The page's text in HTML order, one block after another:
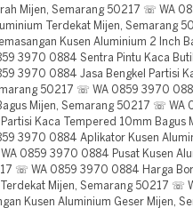
Mijen, Semarang 50217 ☏ WA
Terdekat Mijen, Semarang
Kusen Aluminium 2 Inch
3970 0884 Sentra Pintu Kaca
3970 0884 Jasa Bengkel Partisi
50217 ☏ WA 0859 3970
Mijen, Semarang 50217 ☏ WA
Kaca Tempered 10mm Bagus
3970 0884 Aplikator Kusen
0859 3970 0884 Pusat Kusen
☏ WA 0859 3970 0884 Harga
Terdekat Mijen, Semarang 50217 ☏
Kusen Aluminium Geser Mijen,